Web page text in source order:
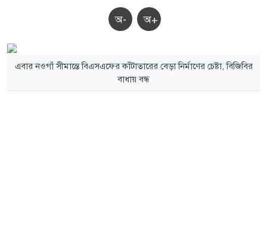
অ- অ+
এবার নওগাঁ সীমান্তে বিএসএফের কাঁটাতারের বেড়া নির্মাণের চেষ্টা, বিজিবির
বাধায় বন্ধ